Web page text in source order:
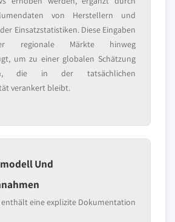
von Herstellern und
Einsatzstatistiken. Diese Eingaben
regionale Märkte hinweg
um zu einer globalen Schätzung
die in der tatsächlichen
verankert bleibt.
Und
enthält eine explizite Dokumentation